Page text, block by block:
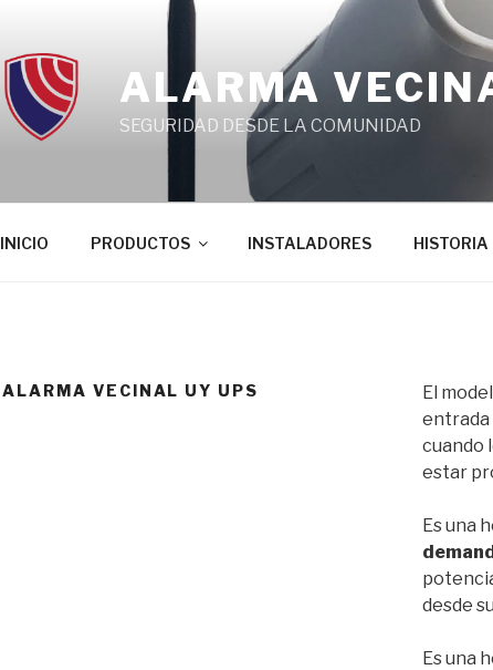
ALARMA
SEGURIDAD DESDE LA COMUNIDAD
INICIO PRODUCTOS INSTALADORES HISTORIA
ALARMA VECINAL UY UPS El
entrada
cuando
estar
Es una
desde
Es una